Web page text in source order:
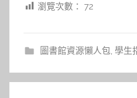
瀏覽次數： 72
圖書館資源懶人包, 學生